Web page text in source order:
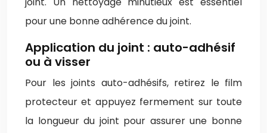
pour une bonne adhérence du joint.
Application du joint : auto-adhésif
ou à visser
Pour les joints auto-adhésifs, retirez le film
protecteur et appuyez fermement sur toute
la longueur du joint pour assurer une bonne